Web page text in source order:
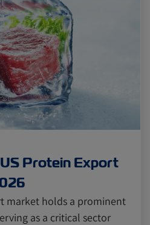
India
Oceania
United States
Med
Australia
Protein Export
market holds a prominent
as a critical sector